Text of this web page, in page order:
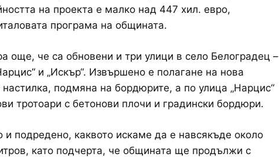
на проекта е малко над 447 хил. евро,
програма на общината.
още, че са обновени и три улици в село Белоградец –
и „Искър“. Извършено е полагане на нова
подмяна на бордюрите, а по улица „Нарцис“
тротоари с бетонови плочи и градински бордюри.
и подредено, каквото искаме да е навсякъде около
като подчерта, че общината ще продължи с